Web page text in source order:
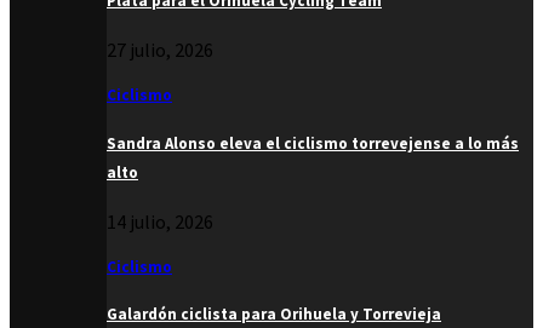
27 julio, 2026
Ciclismo
Sandra Alonso eleva el ciclismo torrevejense a lo más
alto
14 julio, 2026
Ciclismo
Galardón ciclista para Orihuela y Torrevieja